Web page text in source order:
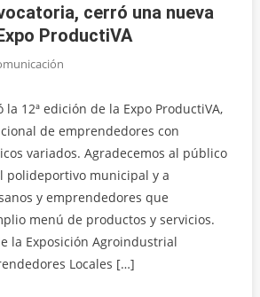
cerró una nueva
ProductiVA
12ª edición de la Expo ProductiVA,
de emprendedores con
variados. Agradecemos al público
polideportivo municipal y a
y emprendedores que
menú de productos y servicios.
la Exposición Agroindustrial
Locales […]